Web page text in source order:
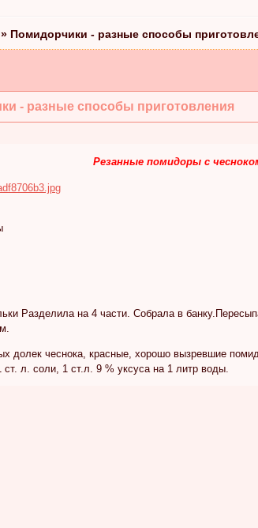
» Помидорчики - разные способы
- разные способы приготовления
Резанные помидоры с
Разделила на 4 части. Собрала в
долек чеснока, красные, хорошо вызревшие
л. соли, 1 ст.л. 9 % уксуса на 1 литр воды.